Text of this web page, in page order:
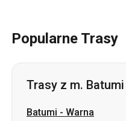
Popularne Trasy
Trasy z m. Batumi
Batumi - Warna